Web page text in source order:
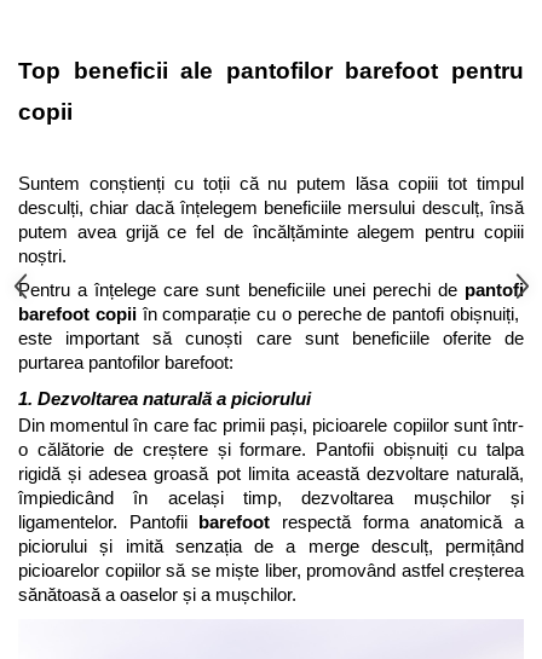
Top beneficii ale pantofilor barefoot pentru
copii
Suntem conștienți cu toții că nu putem lăsa copiii tot timpul
desculți, chiar dacă înțelegem beneficiile mersului desculț, însă
putem avea grijă ce fel de încălțăminte alegem pentru copiii
noștri.
Pentru a înțelege care sunt beneficiile unei perechi de pantofi
barefoot copii în comparație cu o pereche de pantofi obișnuiți,
este important să cunoști care sunt beneficiile oferite de
purtarea pantofilor barefoot:
1. Dezvoltarea naturală a piciorului
Din momentul în care fac primii pași, picioarele copiilor sunt într-
o călătorie de creștere și formare. Pantofii obișnuiți cu talpa
rigidă și adesea groasă pot limita această dezvoltare naturală,
împiedicând în același timp, dezvoltarea mușchilor și
ligamentelor. Pantofii
barefoot respectă forma anatomică a
piciorului și imită senzația de a merge desculț, permițând
picioarelor copiilor să se miște liber, promovând astfel creșterea
sănătoasă a oaselor și a mușchilor.